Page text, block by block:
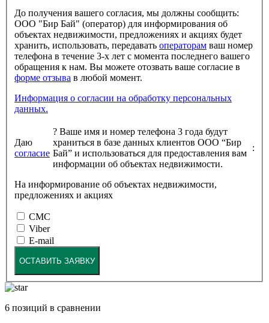
До получения вашего согласия, мы должны сообщить:
ООО "Бир Бай" (оператор) для информирования об
объектах недвижимости, предложениях и акциях будет
хранить, использовать, передавать операторам
телефона в течение 3-х лет с момента последнего вашего
обращения к нам. Вы можете отозвать ваше согласие в
форме отзыва
в любой момент.
Информация о согласии на обработку персональных
данных.
Даю
согласие
? Ваше имя и номер телефона 3 года будут
храниться в базе данных клиентов ООО “Бир
Бай” и использоваться для предоставления вам
информации об объектах недвижимости.
:
На информирование об объектах недвижимости,
предложениях и акциях
СМС
Viber
E-mail
ОСТАВИТЬ ЗАЯВКУ
6 позиций в сравнении